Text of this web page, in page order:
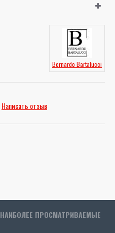
Bernardo Bartalucci
Написать отзыв
НАИБОЛЕЕ ПРОСМАТРИВАЕМЫЕ